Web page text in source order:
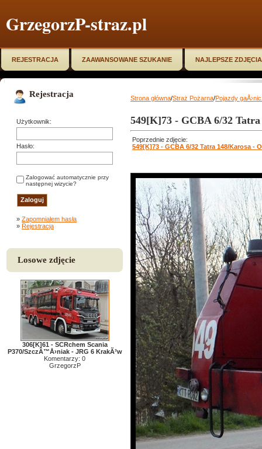
GrzegorzP-straz.pl
REJESTRACJA ZAAWANSOWANE SZUKANIE NAJLEPSZE ZDJĘCIA
Rejestracja
Użytkownik:
Hasło:
Zalogować automatycznie przy
następnej wizycie?
» Zapomniałem hasła
» Rejestracja
Losowe zdjęcie
306[K]61 - SCRchem Scania
P370/SzczÄ™Å›niak - JRG 6 KrakÃ³w
Komentarzy: 0
GrzegorzP
Strona główna/Straż Pożarna/Pojazdy
549[K]73 - GCBA 6/32
Poprzednie zdjęcie:
549[K]73 - GCBA 6/32 Tatra 148/Karosa -